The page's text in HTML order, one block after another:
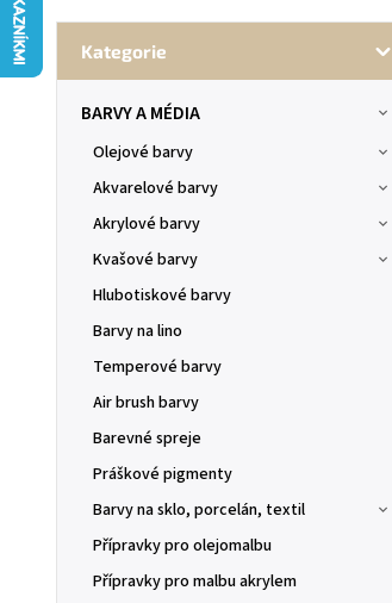
Kategorie
BARVY A MÉDIA
Olejové barvy
Akvarelové barvy
Akrylové barvy
Kvašové barvy
Hlubotiskové barvy
Barvy na lino
Temperové barvy
Air brush barvy
Barevné spreje
Práškové pigmenty
Barvy na sklo, porcelán, textil
Přípravky pro olejomalbu
Přípravky pro malbu akrylem